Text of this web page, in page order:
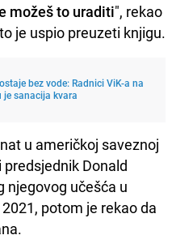
možeš to uraditi", rekao
je uspio preuzeti knjigu.
bez vode: Radnici ViK-a na
je sanacija kvara
u američkoj saveznoj
Donald
njegovog učešća u
potom je rekao da